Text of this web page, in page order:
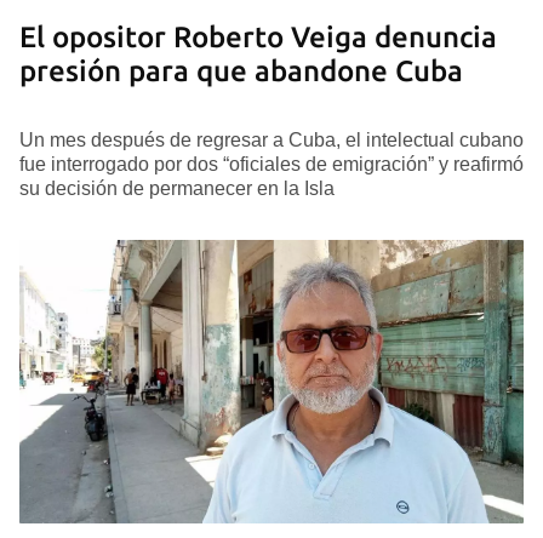
El opositor Roberto Veiga denuncia
presión para que abandone Cuba
Un mes después de regresar a Cuba, el intelectual cubano
fue interrogado por dos “oficiales de emigración” y reafirmó
su decisión de permanecer en la Isla